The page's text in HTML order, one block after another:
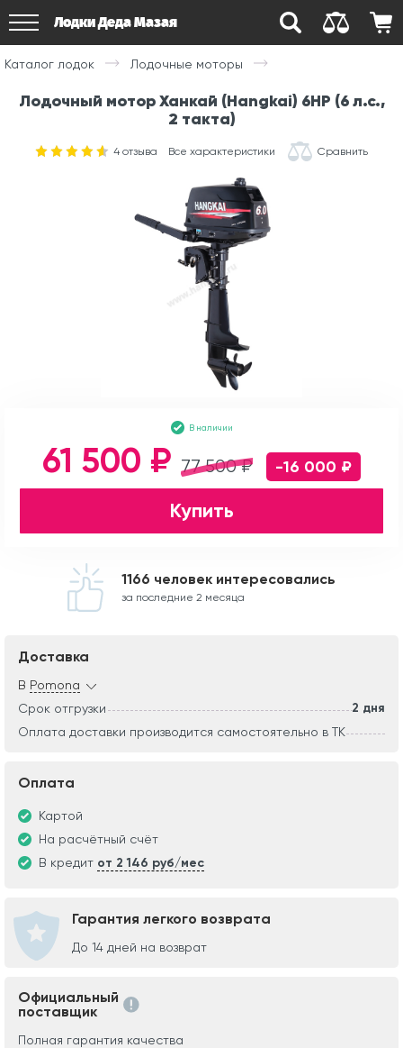
Лодки Деда Мазая
Каталог лодок Лодочные моторы
Лодочный мотор Ханкай (Hangkai) 6HP (6 л.с.,
2 такта)
4 отзыва Все характеристики Сравнить
В наличии
77 500 ₽
61 500 ₽ -16 000 ₽
Купить
1166 человек интересовались
за последние 2 месяца
Доставка
В Pomona
Срок отгрузки
2 дня
Оплата доставки производится самостоятельно в ТК
Оплата
Картой
На расчётный счёт
В кредит от 2 146 руб/мес
Гарантия легкого возврата
До 14 дней на возврат
Официальный
поставщик
Полная гарантия качества